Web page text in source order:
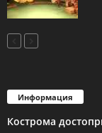
Информация
Кострома